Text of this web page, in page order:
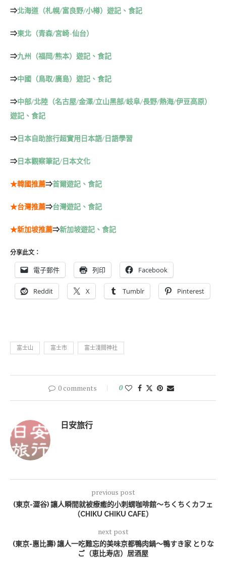
⇒北海道（札幌/富良野/小樽）遊記、食記
⇒東北（青森/宮崎-仙台）
⇒九州（福岡/熊本）遊記、食記
⇒中國（鳥取/廣島）遊記、食記
⇒中部/北陸（名古屋/金澤/立山黑部/岐阜/長野/熱海/伊豆高原）
遊記、食記
⇒日本自助旅行超實用日本語/日語學習
⇒日本觀察筆記/日本文化
★韓國推薦⇒首爾遊記、食記
★台灣推薦⇒台灣遊記、食記
★新加坡推薦⇒新加坡遊記、食記
分享此文：
電子郵件 列印 Facebook
Reddit X Tumblr Pinterest
富士山 富士市 富士淺間神社
0 comments 0
日安旅行
previous post
(東京-澀谷) 讓人瞬間就被療癒的小刺蝟咖啡館～ちくちくカフェ
（CHIKU CHIKU CAFE）
next post
(東京-惠比壽) 讓人一吃難忘的美味京都鴨肉鍋～鴨すき家 とりな
ご（恵比寿店）居酒屋